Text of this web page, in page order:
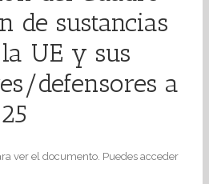
de sustancias
UE y sus
defensores a
ver el documento. Puedes acceder